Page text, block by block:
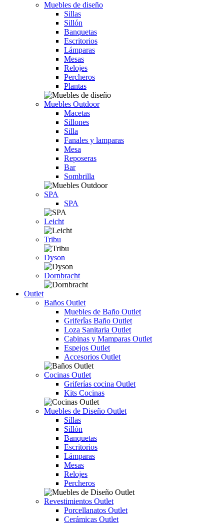
Muebles de diseño
Sillas
Sillón
Banquetas
Escritorios
Lámparas
Mesas
Relojes
Percheros
Plantas
Muebles Outdoor
Macetas
Sillones
Silla
Fanales y lamparas
Mesa
Reposeras
Bar
Sombrilla
SPA
SPA
Leicht
Tribu
Dyson
Dornbracht
Outlet
Baños Outlet
Muebles de Baño Outlet
Griferîas Baño Outlet
Loza Sanitaria Outlet
Cabinas y Mamparas Outlet
Espejos Outlet
Accesorios Outlet
Cocinas Outlet
Griferías cocina Outlet
Kits Cocinas
Muebles de Diseño Outlet
Sillas
Sillón
Banquetas
Escritorios
Lámparas
Mesas
Relojes
Percheros
Revestimientos Outlet
Porcellanatos Outlet
Cerámicas Outlet